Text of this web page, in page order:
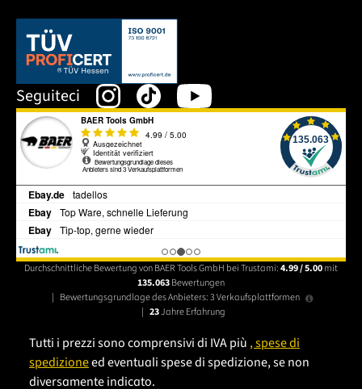
Dieser Link öffnet sich in einem neuen Tab.
Seguiteci
Durchschnittliche Bewertung von BAER Tools GmbH bei Trustami:4.99 / 5.00mit
135.063Bewertungen
| Bewertungsgrundlage des Anbieters: 3 Verkaufsplattformen
| 23Jahre Erfahrung
Tutti i prezzi sono comprensivi di IVA più , spese di
spedizioneed eventuali spese di spedizione, se non
diversamente indicato.